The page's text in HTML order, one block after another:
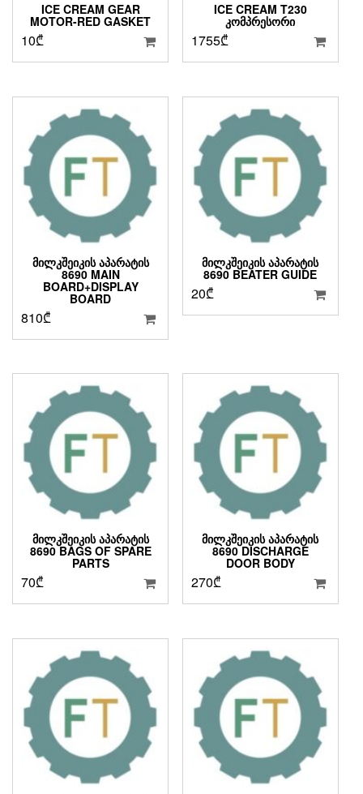
ICE CREAM GEAR
MOTOR-RED GASKET
10₾
ICE CREAM T230
ᲙᲝᲛᲞᲠᲔᲡᲝᲠᲘ
1755₾
ᲛᲘᲚᲙᲨᲔᲘᲙᲘᲡ ᲐᲞᲐᲠᲐᲢᲘᲡ
8690 MAIN
BOARD+DISPLAY
BOARD
810₾
ᲛᲘᲚᲙᲨᲔᲘᲙᲘᲡ ᲐᲞᲐᲠᲐᲢᲘᲡ
8690 BEATER GUIDE
20₾
ᲛᲘᲚᲙᲨᲔᲘᲙᲘᲡ ᲐᲞᲐᲠᲐᲢᲘᲡ
8690 BAGS OF SPARE
PARTS
70₾
ᲛᲘᲚᲙᲨᲔᲘᲙᲘᲡ ᲐᲞᲐᲠᲐᲢᲘᲡ
8690 DISCHARGE
DOOR BODY
270₾